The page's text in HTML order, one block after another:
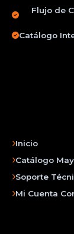
Flujo de
Catálogo
Inicio
Catálogo
Soporte
Mi Cuenta